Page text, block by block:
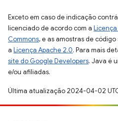
Exceto em caso de indicação
licenciado de acordo com a
Commons, e as amostras de
a Licença Apache 2.0. Para mais
site do Google Developers. Java é
e/ou afiliadas.
Última atualização 2024-04-02